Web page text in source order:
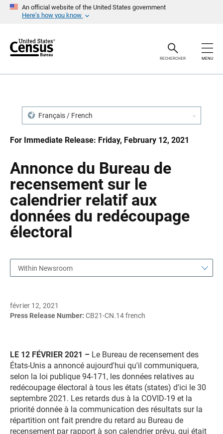
An official website of the United States government
Here’s how you know
r
RECHERCHER MENU
Français / French
For Immediate Release: Friday, February 12, 2021
Annonce du Bureau de
recensement sur le
calendrier relatif aux
données du redécoupage
électoral
a
Within Newsroom
février 12, 2021
Press Release Number: CB21-CN.14 french
LE 12 FÉVRIER 2021 – Le Bureau de recensement des
États-Unis a annoncé aujourd'hui qu'il communiquera,
selon la loi publique 94-171, les données relatives au
redécoupage électoral à tous les états (states) d'ici le 30
septembre 2021. Les retards dus à la COVID-19 et la
priorité donnée à la communication des résultats sur la
répartition ont fait prendre du retard au Bureau de
recensement par rapport à son calendrier prévu, qui était